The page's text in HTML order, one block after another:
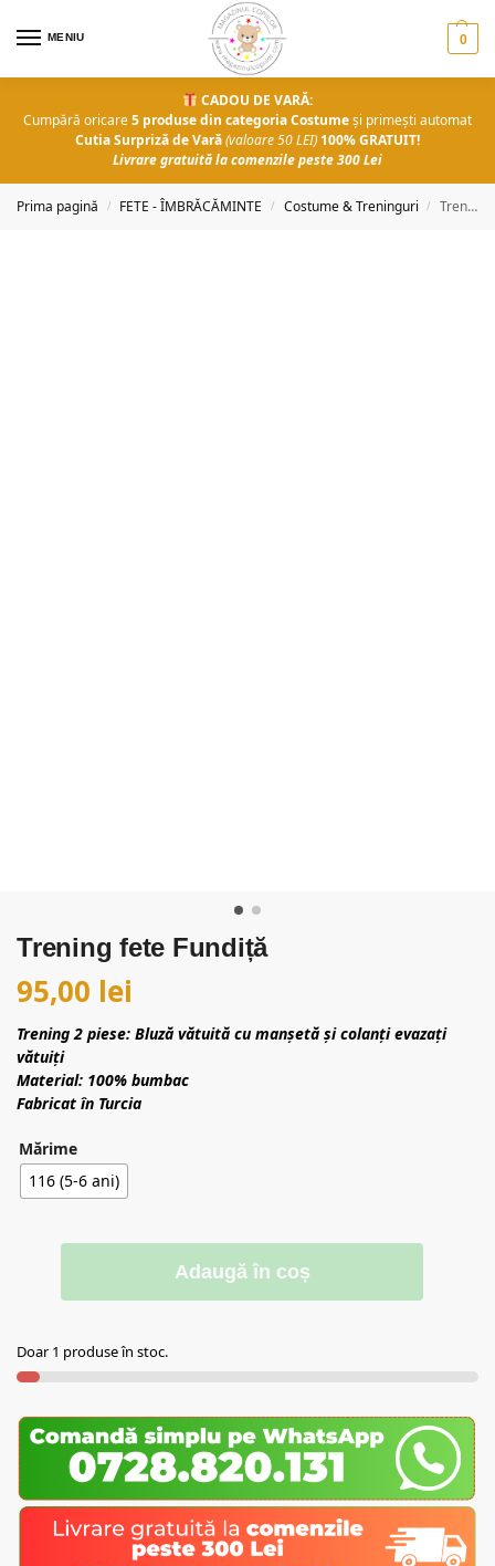
MENIU 0
CADOU DE VARĂ:
Cumpără oricare5 produse din categoria Costumeși primești automat
Cutia Surpriză de Vară(valoare 50 LEI) 100% GRATUIT!
Livrare gratuită la comenzile peste 300 Lei
Prima pagină / FETE - ÎMBRĂCĂMINTE / Costume & Treninguri / Trening fete Fundiță
Trening fete Fundiță
95,00 lei
Trening 2 piese: Bluză vătuită cu manșetă și colanți evazați
vătuiți
Material: 100% bumbac
Fabricat în Turcia
Mărime
116 (5-6 ani)
Adaugă în coș
Doar 1 produse în stoc.